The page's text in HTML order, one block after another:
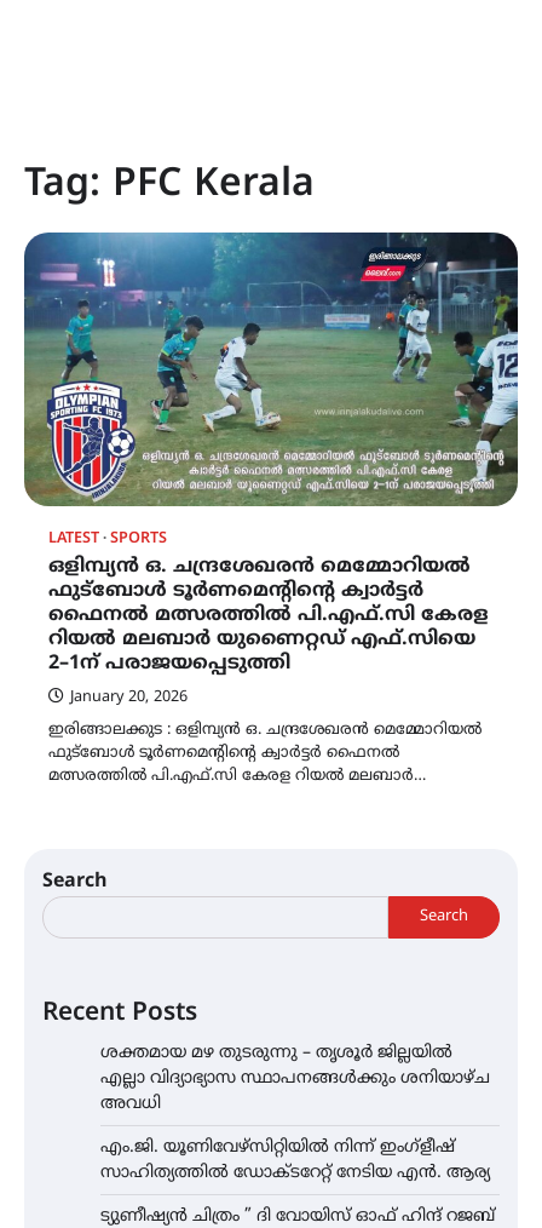
Tag: PFC Kerala
LATEST SPORTS
ഒളിമ്പ്യൻ ഒ. ചന്ദ്രശേഖരൻ മെമ്മോറിയൽ
ഫുട്ബോൾ ടൂർണമെന്റിന്റെ ക്വാർട്ടർ
ഫൈനൽ മത്സരത്തിൽ പി.എഫ്.സി കേരള
റിയൽ മലബാർ യുണൈറ്റഡ് എഫ്.സിയെ
2–1ന് പരാജയപ്പെടുത്തി
January 20, 2026
ഇരിങ്ങാലക്കുട : ഒളിമ്പ്യൻ ഒ. ചന്ദ്രശേഖരൻ മെമ്മോറിയൽ
ഫുട്ബോൾ ടൂർണമെന്റിന്റെ ക്വാർട്ടർ ഫൈനൽ
മത്സരത്തിൽ പി.എഫ്.സി കേരള റിയൽ മലബാർ…
Search
Search
Recent Posts
ശക്തമായ മഴ തുടരുന്നു – തൃശൂർ ജില്ലയിൽ
എല്ലാ വിദ്യാഭ്യാസ സ്ഥാപനങ്ങൾക്കും ശനിയാഴ്ച
അവധി
എം.ജി. യൂണിവേഴ്‌സിറ്റിയിൽ നിന്ന് ഇംഗ്ളീഷ്
സാഹിത്യത്തിൽ ഡോക്ടറേറ്റ് നേടിയ എൻ. ആര്യ
ട്യുണീഷ്യൻ ചിത്രം ” ദി വോയിസ് ഓഫ് ഹിന്ദ് റജബ്